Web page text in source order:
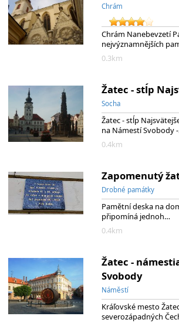
Chrám
Chrám Nanebevzetí
nejvýznamnějších
0.3km
Žatec - stĺp
Socha
Žatec - stĺp
na Námestí Svobody
0.4km
Zapomenutý
Drobné památky
Pamětní deska na
připomíná jednoh…
0.4km
Žatec -
Svobody
Náměstí
Kráľovské mesto
severozápadných